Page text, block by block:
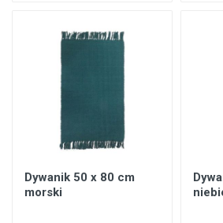
Dywanik 50 x 80 cm
morski